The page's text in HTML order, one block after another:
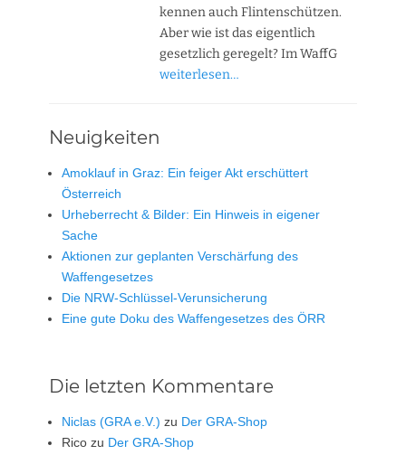
kennen auch Flintenschützen.
Aber wie ist das eigentlich
gesetzlich geregelt? Im WaffG
weiterlesen…
Neuigkeiten
Amoklauf in Graz: Ein feiger Akt erschüttert
Österreich
Urheberrecht & Bilder: Ein Hinweis in eigener
Sache
Aktionen zur geplanten Verschärfung des
Waffengesetzes
Die NRW-Schlüssel-Verunsicherung
Eine gute Doku des Waffengesetzes des ÖRR
Die letzten Kommentare
Niclas (GRA e.V.) zu Der GRA-Shop
Rico zu Der GRA-Shop